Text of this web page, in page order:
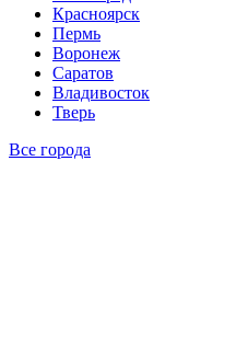
Красноярск
Пермь
Воронеж
Саратов
Владивосток
Тверь
Все города